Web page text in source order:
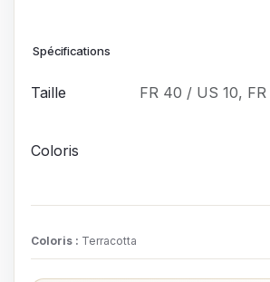
Spécifications
Taille FR 40 / US 10,
Coloris
Coloris : Terracotta